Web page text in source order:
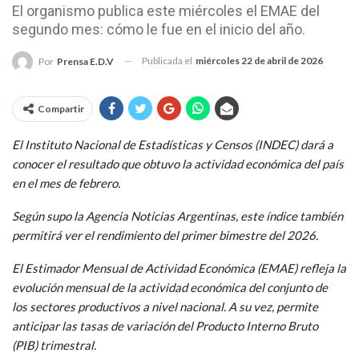
El organismo publica este miércoles el EMAE del
segundo mes: cómo le fue en el inicio del año.
Por Prensa E.D.V Publicada el miércoles 22 de abril de 2026
Compartir
El Instituto Nacional de Estadísticas y Censos (INDEC) dará a
conocer el resultado que obtuvo la actividad económica del país
en el mes de febrero.
Según supo la Agencia Noticias Argentinas, este índice también
permitirá ver el rendimiento del primer bimestre del 2026.
El Estimador Mensual de Actividad Económica (EMAE) refleja la
evolución mensual de la actividad económica del conjunto de
los sectores productivos a nivel nacional. A su vez, permite
anticipar las tasas de variación del Producto Interno Bruto
(PIB) trimestral.